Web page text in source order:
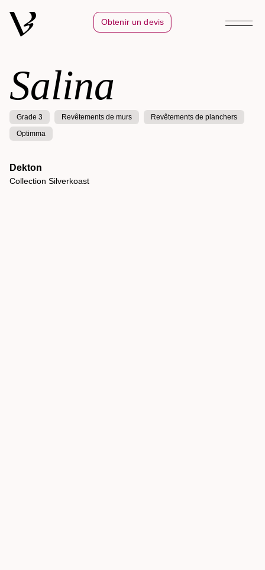
Obtenir un devis
Salina
Grade 3 Revêtements de murs
Revêtements de planchers
Optimma
Dekton
Collection Silverkoast